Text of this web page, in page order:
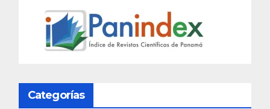
Categorías